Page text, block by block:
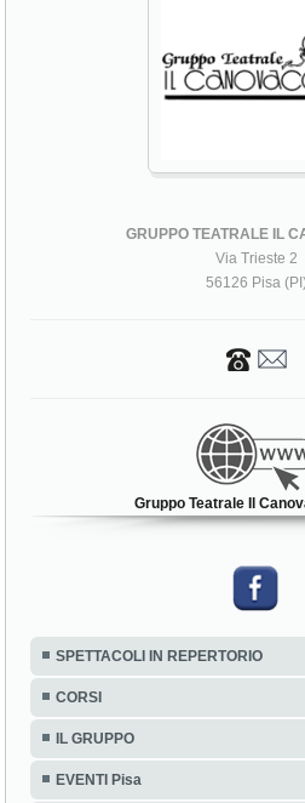
GRUPPO TEATRALE IL
Via Trieste 2
56126 Pisa
Gruppo Teatrale Il
SPETTACOLI IN REPERTORIO
CORSI
IL GRUPPO
EVENTI Pisa